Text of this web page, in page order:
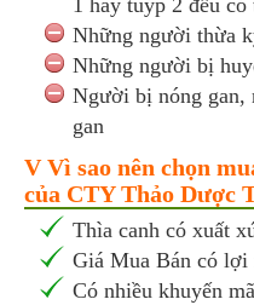
1 hay tuýp 2 đều có
Những người thừa
Những người bị
Người bị nóng gan,
gan
V Vì sao nên chọn
của CTY Thảo Dược
Thìa canh có xuất
Giá Mua Bán có
Có nhiều khuyến